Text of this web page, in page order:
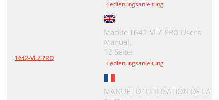
1642-VLZ PRO
Bedienungsanleitung
Mackie 1642-VLZ PRO User's
Manual,
12 Seiten
Bedienungsanleitung
MANUEL D`UTILISATION DE LA